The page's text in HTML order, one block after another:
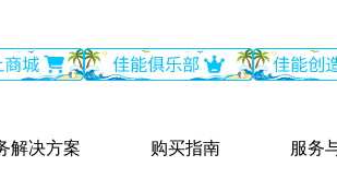
解决方案 购买指南 服务